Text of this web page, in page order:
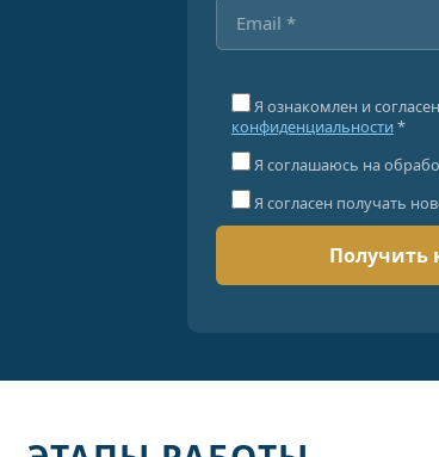
Я ознакомлен и
конфиденциальности *
Я соглашаюсь на
Я согласен получать